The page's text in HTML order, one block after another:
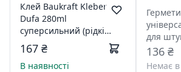
Клей Baukraft Kleber
Dufa 280ml
суперсильний (рідкі
цвяхи)
167 ₴
В наявності
для
136 ₴
Немає в